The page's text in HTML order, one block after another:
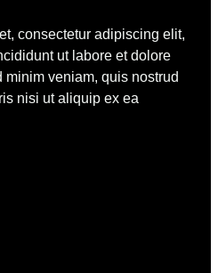
consectetur adipiscing elit,
ut labore et dolore
veniam, quis nostrud
nisi ut aliquip ex ea